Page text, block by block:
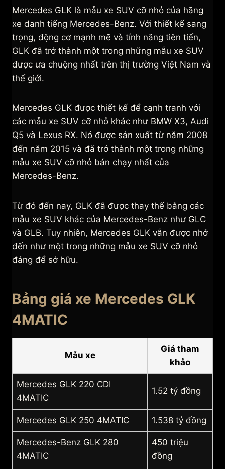
Mercedes GLK là mẫu xe SUV cỡ nhỏ của hãng
xe danh tiếng Mercedes-Benz. Với thiết kế sang
trọng, động cơ mạnh mẽ và tính năng tiên tiến,
GLK đã trở thành một trong những mẫu xe SUV
được ưa chuộng nhất trên thị trường Việt Nam và
thế giới.
Mercedes GLK được thiết kế để cạnh tranh với
các mẫu xe SUV cỡ nhỏ khác như BMW X3, Audi
Q5 và Lexus RX. Nó được sản xuất từ năm 2008
đến năm 2015 và đã trở thành một trong những
mẫu xe SUV cỡ nhỏ bán chạy nhất của
Mercedes-Benz.
Từ đó đến nay, GLK đã được thay thế bằng các
mẫu xe SUV khác của Mercedes-Benz như GLC
và GLB. Tuy nhiên, Mercedes GLK vẫn được nhớ
đến như một trong những mẫu xe SUV cỡ nhỏ
đáng để sở hữu.
Bảng giá xe Mercedes GLK
4MATIC
Mẫu xe
Giá tham
khảo
Mercedes GLK 220 CDI
4MATIC
1.52 tỷ đồng
Mercedes GLK 250 4MATIC 1.538 tỷ đồng
Mercedes-Benz GLK 280
4MATIC
450 triệu
đồng